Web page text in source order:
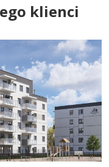
klienci